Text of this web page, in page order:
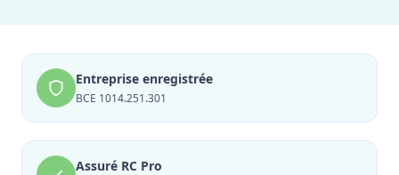
Entreprise enregistrée
BCE 1014.251.301
Assuré RC Pro